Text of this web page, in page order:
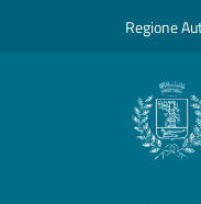
Regione